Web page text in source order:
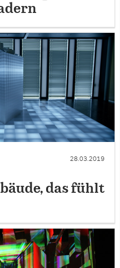
28.03.2019
das fühlt